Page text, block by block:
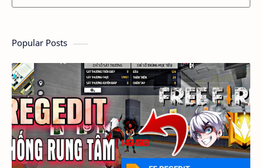
Popular Posts